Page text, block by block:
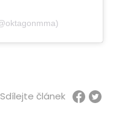
Sdílejte článek